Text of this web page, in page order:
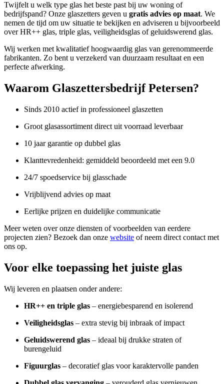
Twijfelt u welk type glas het beste past bij uw woning of
bedrijfspand? Onze glaszetters geven u gratis advies op maat. We
nemen de tijd om uw situatie te bekijken en adviseren u bijvoorbeeld
over HR++ glas, triple glas, veiligheidsglas of geluidswerend glas.
Wij werken met kwalitatief hoogwaardig glas van gerenommeerde
fabrikanten. Zo bent u verzekerd van duurzaam resultaat en een
perfecte afwerking.
Waarom Glaszettersbedrijf Petersen?
Sinds 2010 actief in professioneel glaszetten
Groot glasassortiment direct uit voorraad leverbaar
10 jaar garantie op dubbel glas
Klanttevredenheid: gemiddeld beoordeeld met een 9.0
24/7 spoedservice bij glasschade
Vrijblijvend advies op maat
Eerlijke prijzen en duidelijke communicatie
Meer weten over onze diensten of voorbeelden van eerdere
projecten zien? Bezoek dan onze website of neem direct contact met
ons op.
Voor elke toepassing het juiste glas
Wij leveren en plaatsen onder andere:
HR++ en triple glas – energiebesparend en isolerend
Veiligheidsglas – extra stevig bij inbraak of impact
Geluidswerend glas – ideaal bij drukke straten of
burengeluid
Figuurglas – decoratief glas voor karaktervolle panden